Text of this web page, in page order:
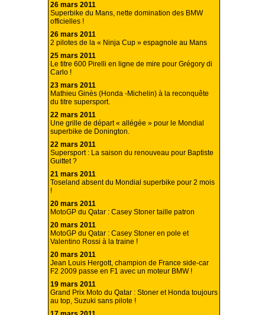
26 mars 2011
Superbike du Mans, nette domination des BMW
officielles !
26 mars 2011
2 pilotes de la « Ninja Cup » espagnole au Mans
25 mars 2011
Le titre 600 Pirelli en ligne de mire pour Grégory di
Carlo !
23 mars 2011
Mathieu Ginès (Honda -Michelin) à la reconquête
du titre supersport.
22 mars 2011
Une grille de départ « allégée » pour le Mondial
superbike de Donington.
22 mars 2011
Supersport : La saison du renouveau pour Baptiste
Guittet ?
21 mars 2011
Toseland absent du Mondial superbike pour 2 mois
!
20 mars 2011
MotoGP du Qatar : Casey Stoner taille patron
20 mars 2011
MotoGP du Qatar : Casey Stoner en pole et
Valentino Rossi à la traine !
20 mars 2011
Jean Louis Hergott, champion de France side-car
F2 2009 passe en F1 avec un moteur BMW !
19 mars 2011
Grand Prix Moto du Qatar : Stoner et Honda toujours
au top, Suzuki sans pilote !